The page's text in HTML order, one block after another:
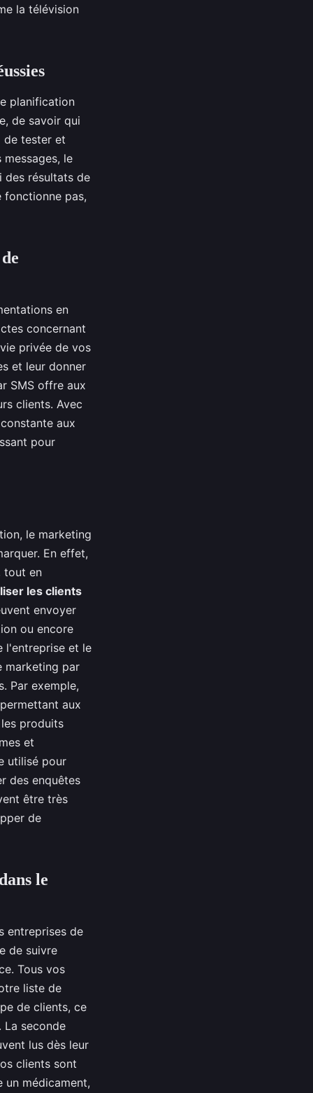
la télévision
planification
de savoir qui
de tester et
le
des résultats de
fonctionne pas,
en
concernant
privée de vos
et leur donner
SMS offre aux
clients. Avec
aux
pour
le marketing
En effet,
tout en
les clients
envoyer
ou encore
l'entreprise et le
marketing par
Par exemple,
aux
produits
et
utilisé pour
des enquêtes
être très
de
le
entreprises de
de suivre
Tous vos
liste de
de clients, ce
seconde
lus dès leur
clients sont
un médicament,